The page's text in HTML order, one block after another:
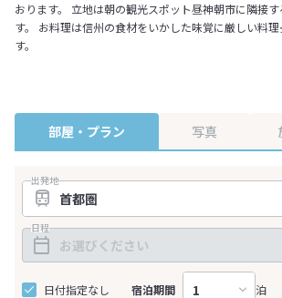
おります。 立地は朝の観光スポット昼神朝市に隣接
す。 お料理は信州の食材をいかした味覚に厳しい料
す。
部屋・プラン 写真
出発地
日程
日付指定なし 宿泊期間 泊